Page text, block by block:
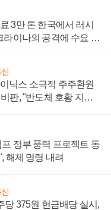
3만 톤 한국에서 러시
라이나의 공격에 수요 늘
닉스 소극적 주주환원
판, "반도체 호황 지속
정부 풍력 프로젝트 동
해제 명령 내려
당 375원 현금배당 실시,